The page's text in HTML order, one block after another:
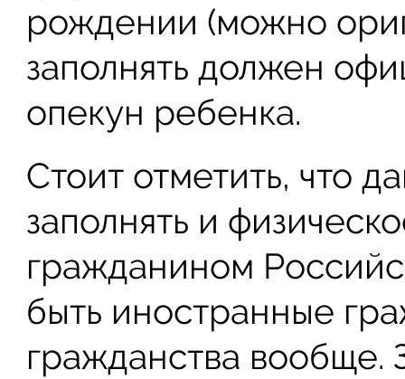
рождении (можно
заполнять должен
опекун ребенка.
Стоит отметить, что
заполнять и
гражданином
быть иностранные
гражданства вообще.